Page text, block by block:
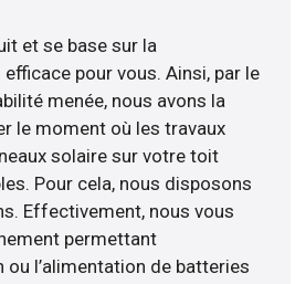
et se base sur la
pour vous. Ainsi, par le
menée, nous avons la
le moment où les travaux
solaire sur votre toit
Pour cela, nous disposons
Effectivement, nous vous
permettant
ou l’alimentation de batteries